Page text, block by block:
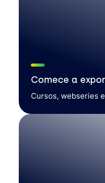
Comece a
Cursos, webseries